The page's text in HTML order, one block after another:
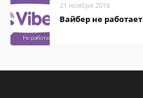
21 ноября 2018
Вайбер не работает